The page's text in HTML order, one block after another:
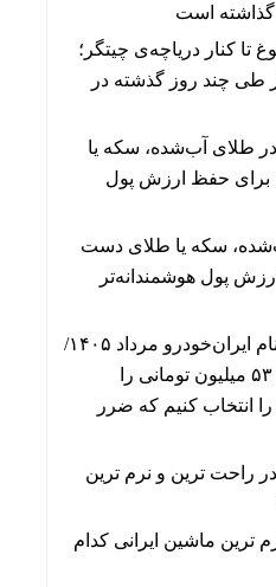
گذاشته است
تا کنار دریاچه‌ی چیتگر؛
چند روز گذشته در
در طلای آب‌شده، سکه یا
برای حفظ ارزش پول
سکه یا طلای دست
پول هوشمندانه‌تر
ثبت‌نام ایران‌خودرو مرداد ۱۴۰۵/
این افراد می‌توانند سود ا ۵۳۰ میلیون تومانی را
انتخاب کنیم که ضرر
در راحت ترین و نرم ترین
ترین ماشین ایرانی کدام